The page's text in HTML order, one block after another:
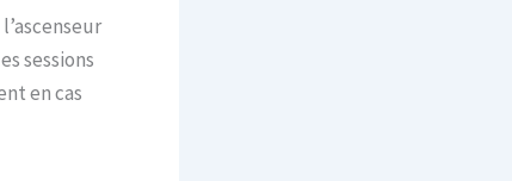
sessions
en cas